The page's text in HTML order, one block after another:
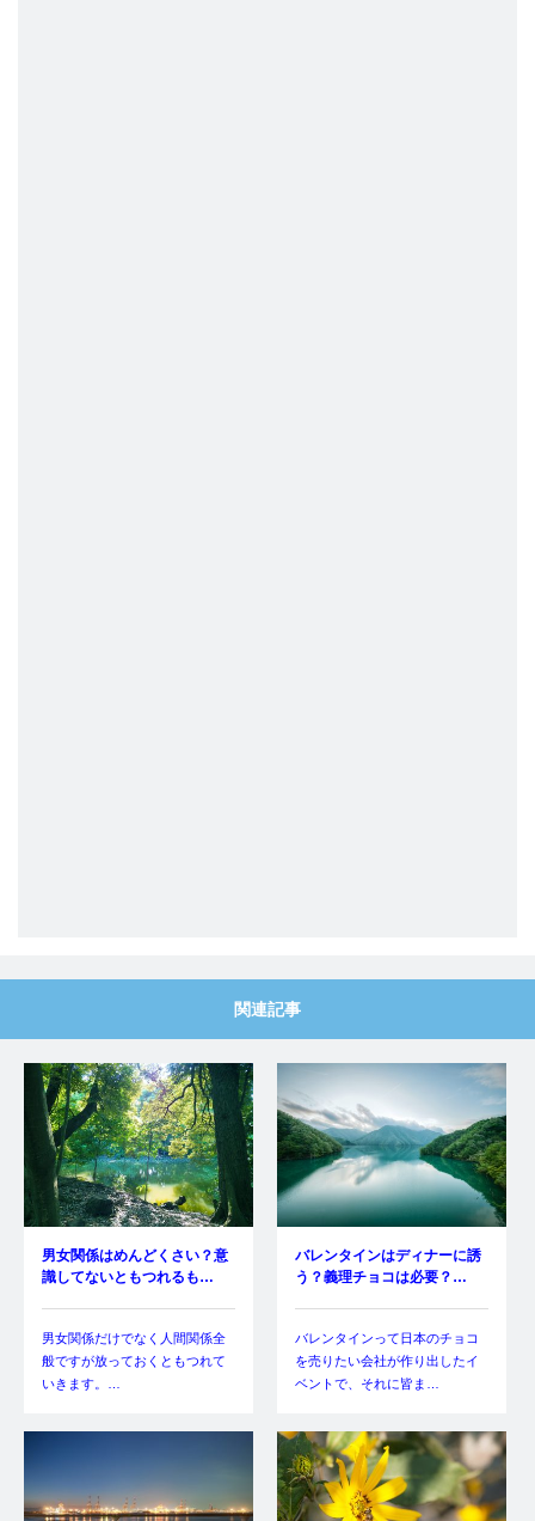
関連記事
男女関係はめんどくさい？意
識してないともつれるも…
男女関係だけでなく人間関係全
般ですが放っておくともつれて
いきます。…
バレンタインはディナーに誘
う？義理チョコは必要？…
バレンタインって日本のチョコ
を売りたい会社が作り出したイ
ベントで、それに皆ま…